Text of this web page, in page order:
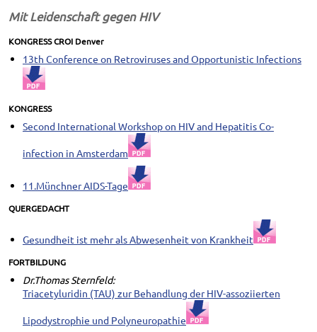
Mit Leidenschaft gegen HIV
KONGRESS CROI Denver
13th Conference on Retroviruses and Opportunistic Infections
KONGRESS
Second International Workshop on HIV and Hepatitis Co-
infection in Amsterdam
11.Münchner AIDS-Tage
QUERGEDACHT
Gesundheit ist mehr als Abwesenheit von Krankheit
FORTBILDUNG
Dr.Thomas Sternfeld:
Triacetyluridin (TAU) zur Behandlung der HIV-assoziierten
Lipodystrophie und Polyneuropathie